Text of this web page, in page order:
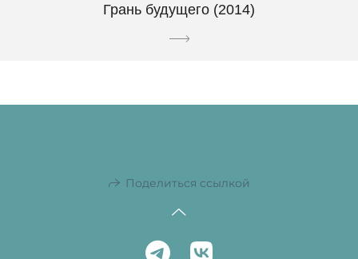
Грань будущего (2014)
Поделиться ссылкой